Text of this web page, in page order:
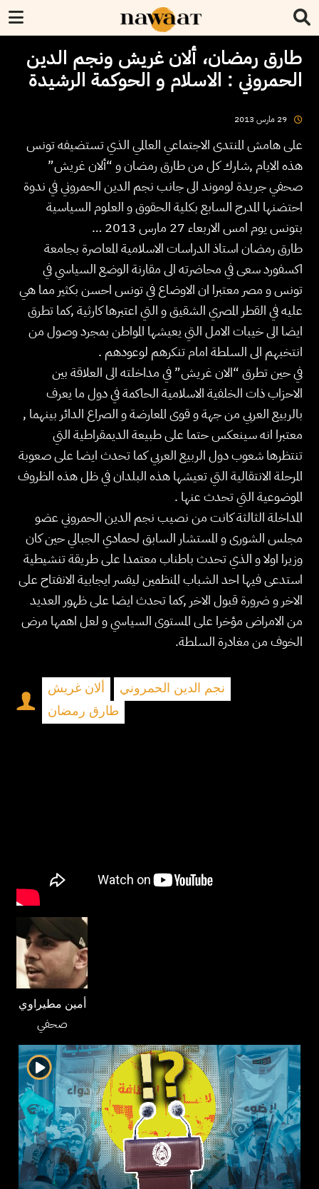
طارق رمضان، ألان غريش ونجم الدين
الحمروني : الاسلام و الحوكمة الرشيدة
29 مارس 2013
على هامش المنتدى الاجتماعي العالمي الذي تستضيفه تونس
هذه الايام ,شارك كل من طارق رمضان و “ألان غريش”
صحفي جريدة لوموند الى جانب نجم الدين الحمروني في ندوة
احتضنها المدرج السابع بكلية الحقوق و العلوم السياسية
بتونس يوم امس الاربعاء 27 مارس 2013 …
طارق رمضان استاذ الدراسات الاسلامية المعاصرة بجامعة
اكسفورد سعى في محاضرته الى مقارنة الوضع السياسي في
تونس و مصر معتبرا ان الاوضاع في تونس احسن بكثير مما هي
عليه في القطر المصري الشقيق و التي اعتبرها كارثية ,كما تطرق
ايضا الى خيبات الامل التي يعيشها المواطن بمجرد وصول من
انتخبهم الى السلطة امام تنكرهم لوعودهم .
في حين تطرق “الان غريش” في مداخلته الى العلاقة بين
الاحزاب ذات الخلفية الاسلامية الحاكمة في دول ما يعرف
بالربيع العربي من جهة و قوى المعارضة و الصراع الدائر بينهما ,
معتبرا انه سينعكس حتما على طبيعة الديمقراطية التي
تنتظرها شعوب دول الربيع العربي كما تحدث ايضا على صعوبة
المرحلة الانتقالية التي تعيشها هذه البلدان في ظل هذه الظروف
الموضوعية التي تحدث عنها .
المداخلة الثالثة كانت من نصيب نجم الدين الحمروني عضو
مجلس الشورى و المستشار السابق لحمادي الجبالي حين كان
وزيرا اولا و الذي تحدث باطناب معتمدا على طريقة تنشيطية
استدعى فيها احد الشباب المنظمين ليفسر ايجابية الانفتاح على
الاخر و ضرورة قبول الاخر ,كما تحدث ايضا على ظهور العديد
من الامراض مؤخرا على المستوى السياسي و لعل اهمها مرض
الخوف من مغادرة السلطة.
ألان غريش
نجم الدين الحمروني
طارق رمضان
أمين مطيراوي
صحفي